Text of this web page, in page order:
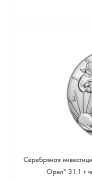
Серебряная
Орел" 31.1 г